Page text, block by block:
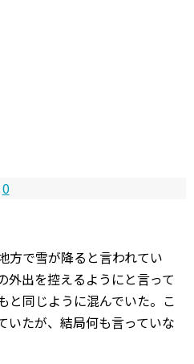
0
方で雪が降ると言われてい
外出を控えるようにと言って
と同じように混んでいた。こ
いたが、結局何も言っていな